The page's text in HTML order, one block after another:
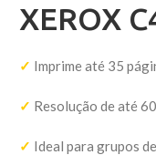
XEROX
✓ Imprime até 35
✓ Resolução de até
✓ Ideal para grupos